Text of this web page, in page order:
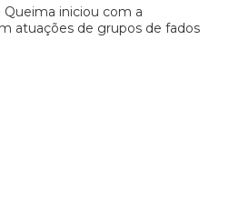
Queima iniciou com a
atuações de grupos de fados